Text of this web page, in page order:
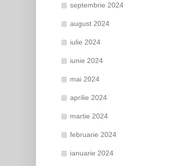
septembrie 2024
august 2024
iulie 2024
iunie 2024
mai 2024
aprilie 2024
martie 2024
februarie 2024
ianuarie 2024